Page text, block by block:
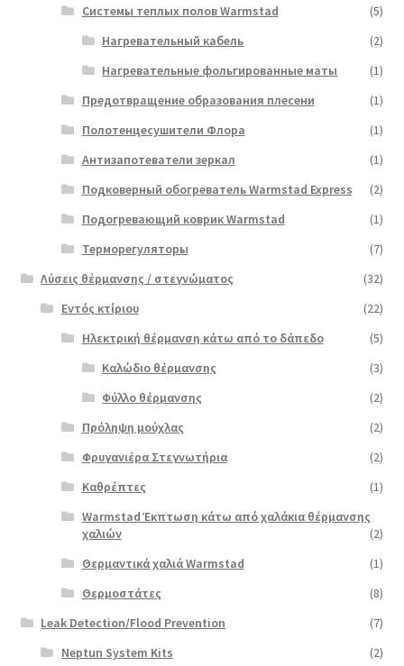
Системы теплых полов Warmstad
(5)
Нагревательный кабель
(2)
Нагревательные фольгированные маты
(1)
Предотвращение образования плесени
(1)
Полотенцесушители Флора
(1)
Антизапотеватели зеркал
(1)
Подковерный обогреватель Warmstad Express
(2)
Подогревающий коврик Warmstad
(1)
Терморегуляторы
(7)
Λύσεις θέρμανσης / στεγνώματος
(32)
Εντός κτίριου
(22)
Ηλεκτρική θέρμανση κάτω από το δάπεδο
(5)
Καλώδιο θέρμανσης
(3)
Φύλλο θέρμανσης
(2)
Πρόληψη μούχλας
(2)
Φρυγανιέρα Στεγνωτήρια
(2)
Καθρέπτες
(1)
Warmstad Έκπτωση κάτω από χαλάκια θέρμανσης
χαλιών
(2)
Θερμαντικά χαλιά Warmstad
(1)
Θερμοστάτες
(8)
Leak Detection/Flood Prevention
(7)
Neptun System Kits
(2)